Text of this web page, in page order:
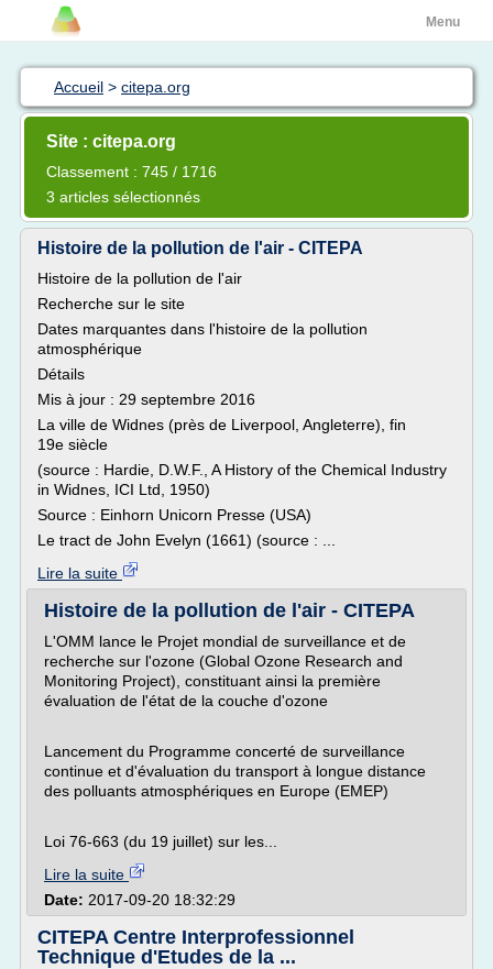
Menu
Accueil > citepa.org
Site : citepa.org
Classement : 745 / 1716
3 articles sélectionnés
Histoire de la pollution de l'air - CITEPA
Histoire de la pollution de l'air
Recherche sur le site
Dates marquantes dans l'histoire de la pollution
atmosphérique
Détails
Mis à jour : 29 septembre 2016
La ville de Widnes (près de Liverpool, Angleterre), fin
19e siècle
(source : Hardie, D.W.F., A History of the Chemical Industry
in Widnes, ICI Ltd, 1950)
Source : Einhorn Unicorn Presse (USA)
Le tract de John Evelyn (1661) (source : ...
Lire la suite
Histoire de la pollution de l'air - CITEPA
L'OMM lance le Projet mondial de surveillance et de
recherche sur l'ozone (Global Ozone Research and
Monitoring Project), constituant ainsi la première
évaluation de l'état de la couche d'ozone
Lancement du Programme concerté de surveillance
continue et d'évaluation du transport à longue distance
des polluants atmosphériques en Europe (EMEP)
Loi 76-663 (du 19 juillet) sur les...
Lire la suite
Date: 2017-09-20 18:32:29
CITEPA Centre Interprofessionnel
Technique d'Etudes de la ...